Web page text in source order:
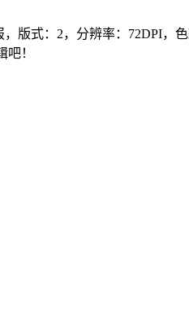
版式：2，分辨率：72DPI，
！